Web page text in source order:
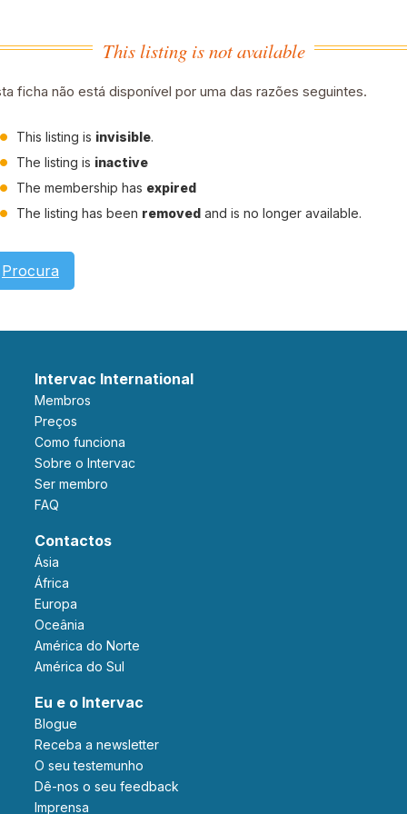
This listing is not available
ficha não está disponível por uma das razões seguintes.
This listing is invisible.
The listing is inactive
The membership has expired
The listing has been removed and is no longer available.
Procura
Intervac International
Membros
Preços
Como funciona
Sobre o Intervac
Ser membro
FAQ
Contactos
Ásia
África
Europa
Oceânia
América do Norte
América do Sul
Eu e o Intervac
Blogue
Receba a newsletter
O seu testemunho
Dê-nos o seu feedback
Imprensa